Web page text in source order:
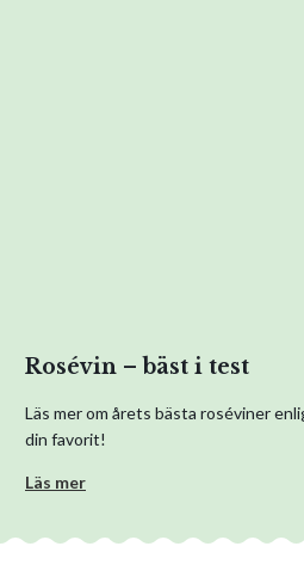
Rosévin – bäst i test
Läs mer om årets bästa roséviner
din favorit!
Läs mer